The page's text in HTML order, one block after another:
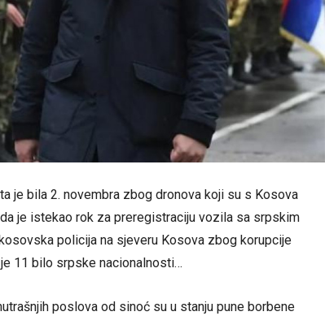
je bila 2. novembra zbog dronova koji su s Kosova
je istekao rok za preregistraciju vozila sa srpskim
policija na sjeveru Kosova zbog korupcije
11 bilo srpske nacionalnosti…
poslova od sinoć su u stanju pune borbene